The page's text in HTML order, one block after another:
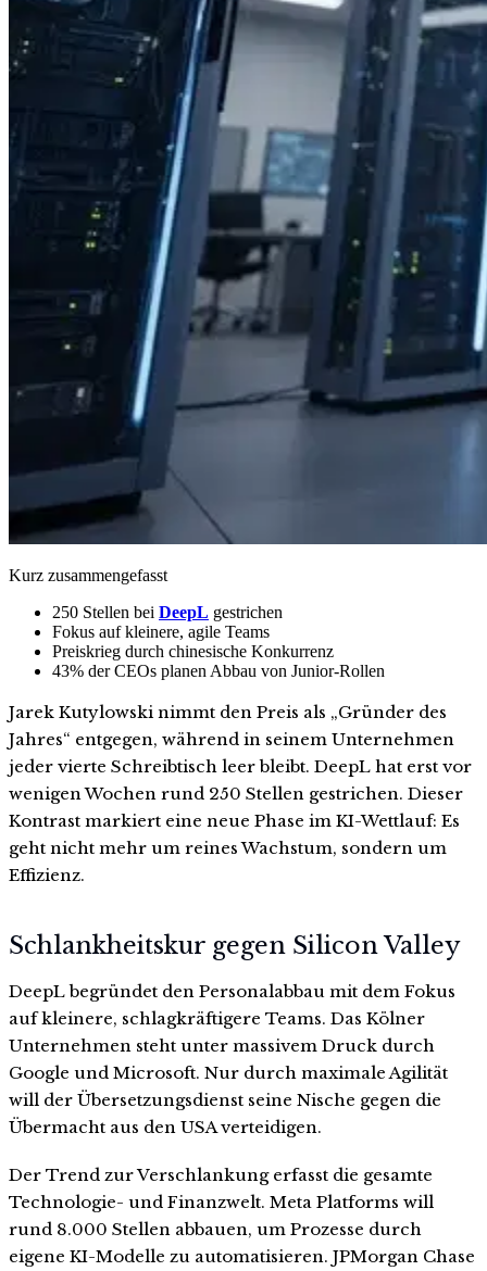
Kurz zusammengefasst
250 Stellen bei DeepL gestrichen
Fokus auf kleinere, agile Teams
Preiskrieg durch chinesische Konkurrenz
43% der CEOs planen Abbau von Junior-Rollen
Jarek Kutylowski nimmt den Preis als „Gründer des
Jahres“ entgegen, während in seinem Unternehmen
jeder vierte Schreibtisch leer bleibt. DeepL hat erst vor
wenigen Wochen rund 250 Stellen gestrichen. Dieser
Kontrast markiert eine neue Phase im KI-Wettlauf: Es
geht nicht mehr um reines Wachstum, sondern um
Effizienz.
Schlankheitskur gegen Silicon Valley
DeepL begründet den Personalabbau mit dem Fokus
auf kleinere, schlagkräftigere Teams. Das Kölner
Unternehmen steht unter massivem Druck durch
Google und Microsoft. Nur durch maximale Agilität
will der Übersetzungsdienst seine Nische gegen die
Übermacht aus den USA verteidigen.
Der Trend zur Verschlankung erfasst die gesamte
Technologie- und Finanzwelt. Meta Platforms will
rund 8.000 Stellen abbauen, um Prozesse durch
eigene KI-Modelle zu automatisieren. JPMorgan Chase